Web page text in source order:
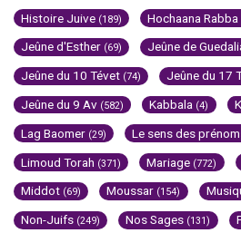
Histoire Juive (189) Hochaana Rabba
Jeûne d'Esther (69) Jeûne de
Jeûne du 10 Tévet (74) Jeûne du 17
Jeûne du 9 Av (582) Kabbala (4)
Lag Baomer (29) Le sens des
Limoud Torah (371) Mariage (772)
Middot (69) Moussar (154)
Non-Juifs (249) Nos Sages (131)